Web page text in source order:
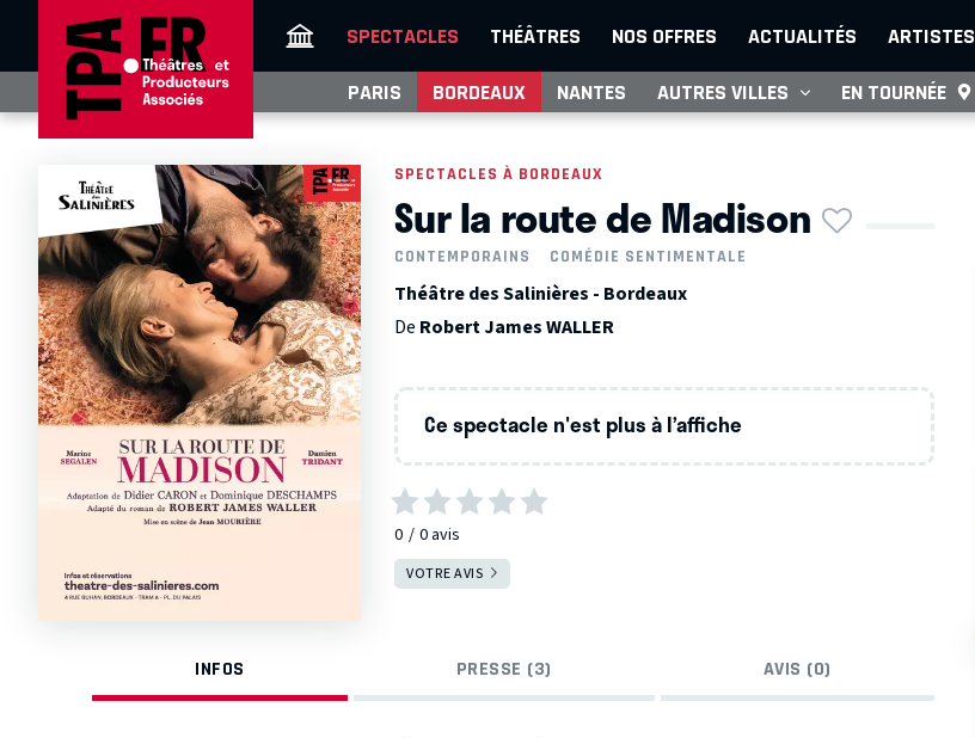
SPECTACLES THÉÂTRES NOS OFFRES ACTUALITÉS ARTISTES
PARIS BORDEAUX NANTES AUTRES VILLES EN TOURNÉE
SPECTACLES À BORDEAUX
Sur la route de Madison
CONTEMPORAINS COMÉDIE SENTIMENTALE
Théâtre des Salinières - Bordeaux
De Robert James WALLER
Ce spectacle n'est plus à l’affiche
0 0avis
VOTRE AVIS
INFOS PRESSE (3) AVIS (0)